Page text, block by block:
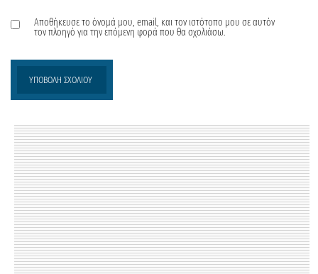
Αποθήκευσε το όνομά μου, email, και τον ιστότοπο μου σε αυτόν
τον πλοηγό για την επόμενη φορά που θα σχολιάσω.